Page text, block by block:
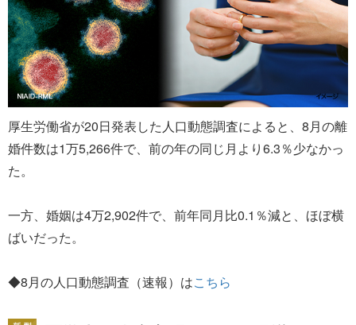
厚生労働省が20日発表した人口動態調査によると、8月の離
婚件数は1万5,266件で、前の年の同じ月より6.3％少なかっ
た。
一方、婚姻は4万2,902件で、前年同月比0.1％減と、ほぼ横
ばいだった。
◆8月の人口動態調査（速報）はこちら